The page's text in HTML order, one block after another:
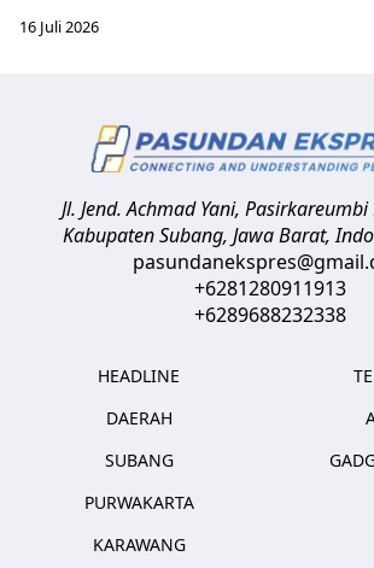
16 Juli 2026
Jl. Jend. Achmad Yani, Pasirkareumbi
Kabupaten Subang, Jawa Barat,
+6281280911913
+6289688232338
HEADLINE
DAERAH
SUBANG
PURWAKARTA
KARAWANG